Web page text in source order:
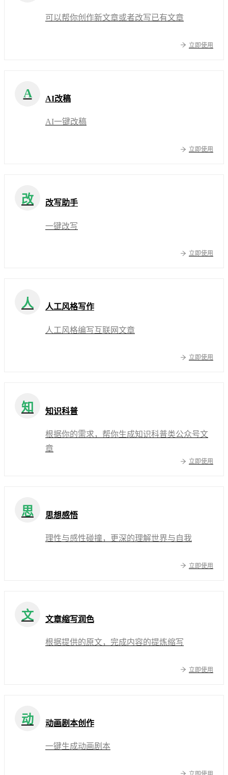
可以帮你创作新文章或者改写已有文章
立即使用
A AI改稿
AI一键改稿
立即使用
改 改写助手
一键改写
立即使用
人 人工风格写作
人工风格编写互联网文章
立即使用
知 知识科普
根据你的需求，帮你生成知识科普类公众号文
章
立即使用
思 思想感悟
理性与感性碰撞，更深的理解世界与自我
立即使用
文 文章缩写润色
根据提供的原文，完成内容的提炼缩写
立即使用
动 动画剧本创作
一键生成动画剧本